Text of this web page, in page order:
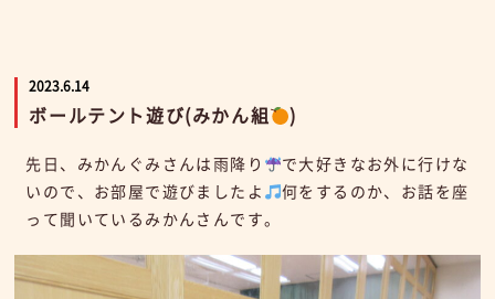
2023.6.14
ボールテント遊び(みかん組 )
先日、みかんぐみさんは雨降り
で大好きなお外に行けな
いので、お部屋で遊びましたよ
何をするのか、お話を座
って聞いているみかんさんです。